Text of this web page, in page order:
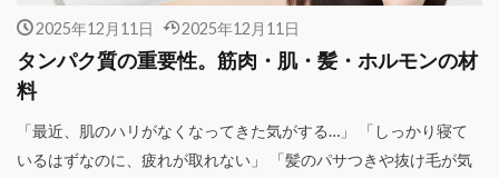
2025年12月11日 2025年12月11日
タンパク質の重要性。筋肉・肌・髪・ホルモンの材
料
「最近、肌のハリがなくなってきた気がする…」 「しっかり寝て
いるはずなのに、疲れが取れない」 「髪のパサつきや抜け毛が気